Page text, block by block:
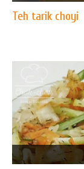
Teh tarik choyi